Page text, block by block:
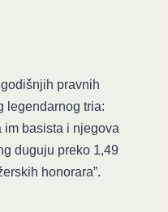
pravnih
legendarnog tria:
im basista i njegova
duguju preko 1,49
honorara”.